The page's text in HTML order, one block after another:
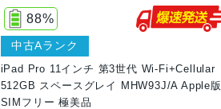
iPad Pro 11インチ 第3世代 Wi-Fi+Cellular
512GB スペースグレイ MHW93J/A Apple版
SIMフリー 極美品
88%
中古Aランク